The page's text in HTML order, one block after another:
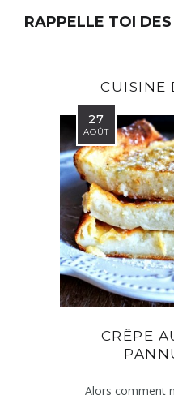
RAPPELLE TOI
CUISINE
27
AOÛT
CRÊPE
Alors comment